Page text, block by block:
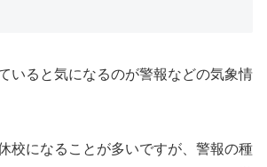
いると気になるのが警報などの気象情
校になることが多いですが、警報の種